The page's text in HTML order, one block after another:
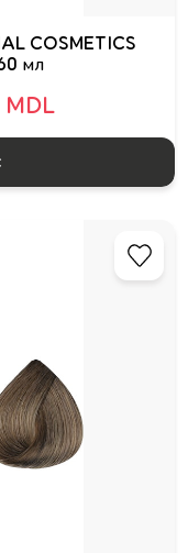
COSMETICS
мл
MDL